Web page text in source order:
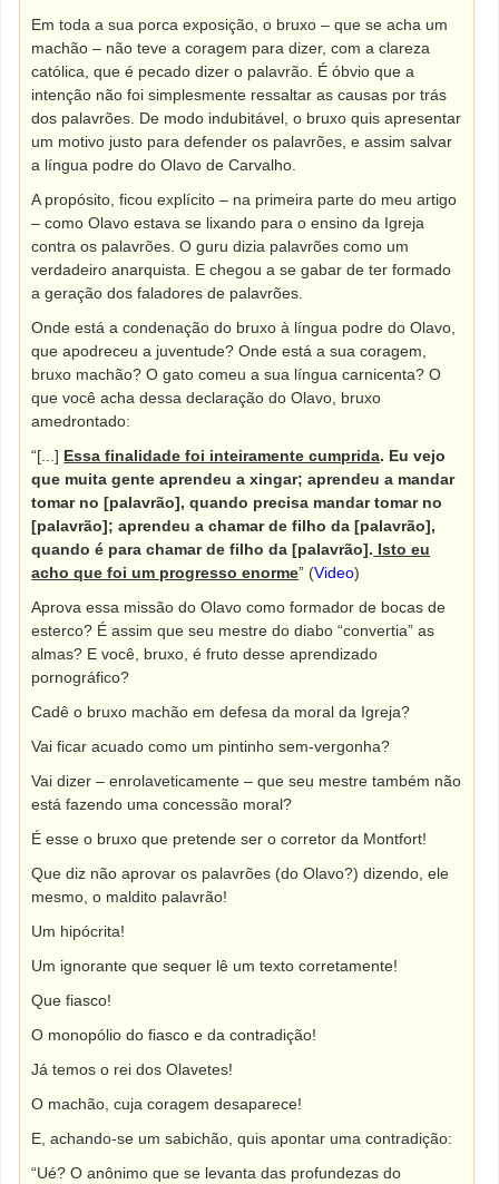
Em toda a sua porca exposição, o bruxo – que se acha um
machão – não teve a coragem para dizer, com a clareza
católica, que é pecado dizer o palavrão. É óbvio que a
intenção não foi simplesmente ressaltar as causas por trás
dos palavrões. De modo indubitável, o bruxo quis apresentar
um motivo justo para defender os palavrões, e assim salvar
a língua podre do Olavo de Carvalho.
A propósito, ficou explícito – na primeira parte do meu artigo
– como Olavo estava se lixando para o ensino da Igreja
contra os palavrões. O guru dizia palavrões como um
verdadeiro anarquista. E chegou a se gabar de ter formado
a geração dos faladores de palavrões.
Onde está a condenação do bruxo à língua podre do Olavo,
que apodreceu a juventude? Onde está a sua coragem,
bruxo machão? O gato comeu a sua língua carnicenta? O
que você acha dessa declaração do Olavo, bruxo
amedrontado:
“[...] Essa finalidade foi inteiramente cumprida. Eu vejo
que muita gente aprendeu a xingar; aprendeu a mandar
tomar no [palavrão], quando precisa mandar tomar no
[palavrão]; aprendeu a chamar de filho da [palavrão],
quando é para chamar de filho da [palavrão]. Isto eu
acho que foi um progresso enorme” (Video)
Aprova essa missão do Olavo como formador de bocas de
esterco? É assim que seu mestre do diabo “convertia” as
almas? E você, bruxo, é fruto desse aprendizado
pornográfico?
Cadê o bruxo machão em defesa da moral da Igreja?
Vai ficar acuado como um pintinho sem-vergonha?
Vai dizer – enrolaveticamente – que seu mestre também não
está fazendo uma concessão moral?
É esse o bruxo que pretende ser o corretor da Montfort!
Que diz não aprovar os palavrões (do Olavo?) dizendo, ele
mesmo, o maldito palavrão!
Um hipócrita!
Um ignorante que sequer lê um texto corretamente!
Que fiasco!
O monopólio do fiasco e da contradição!
Já temos o rei dos Olavetes!
O machão, cuja coragem desaparece!
E, achando-se um sabichão, quis apontar uma contradição:
“Ué? O anônimo que se levanta das profundezas do